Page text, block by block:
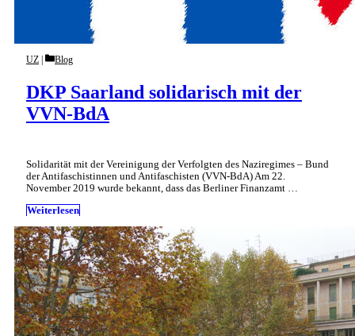
DKP Saarland solidarisch mit der
VVN-BdA
UZ Categories
Blog
Solidarität mit der Vereinigung der Verfolgten des Naziregimes – Bund
der Antifaschistinnen und Antifaschisten (VVN-BdA) Am 22.
November 2019 wurde bekannt, dass das Berliner Finanzamt …
Weiterlesen